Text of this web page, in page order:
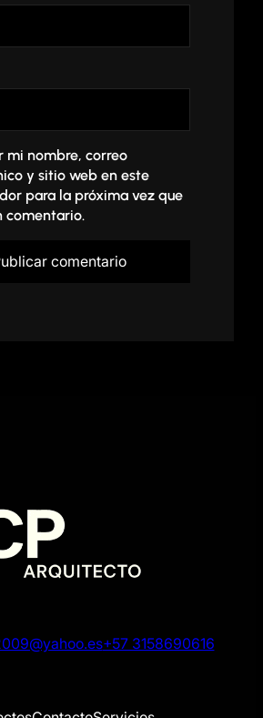
mi nombre, correo
y sitio web en este
para la próxima vez que
comentario.
+57 3158690616